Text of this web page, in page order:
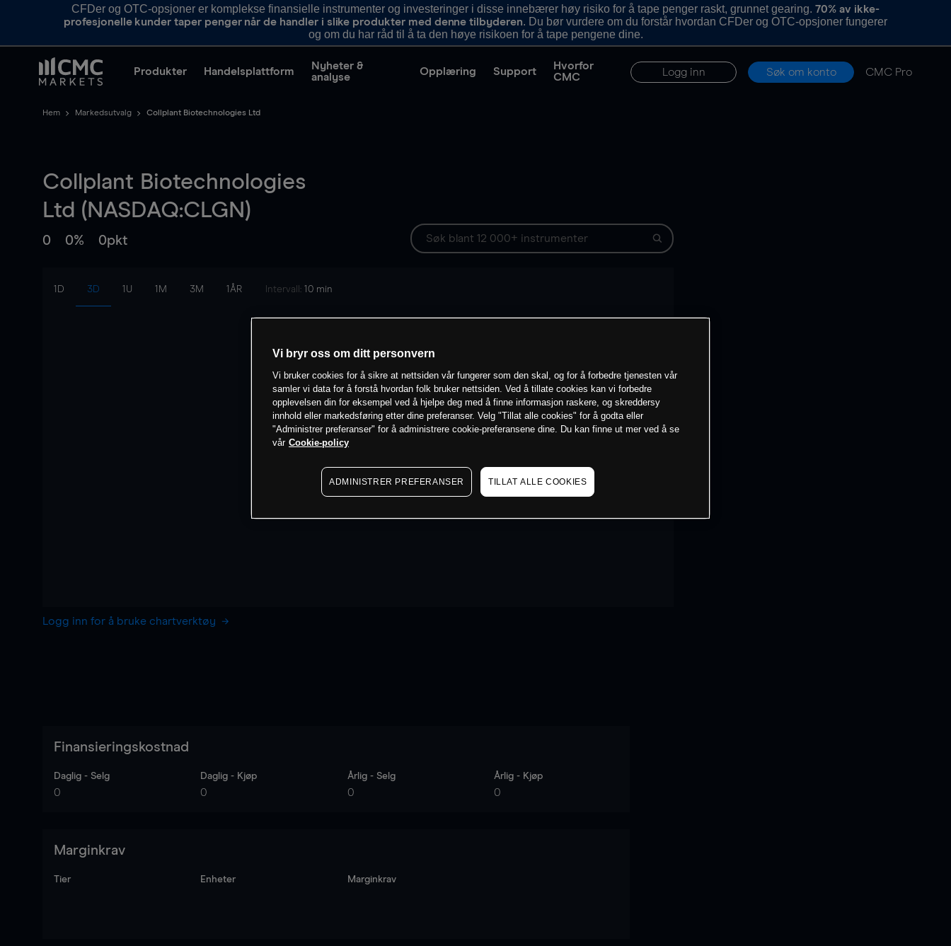
CFDer og OTC-opsjoner er komplekse finansielle instrumenter og investeringer i disse innebærer høy risiko for å tape penger raskt, grunnet gearing.70% av ikke-
profesjonelle kunder taper penger når de handler i slike produkter med denne tilbyderen. Du bør vurdere om du forstår hvordan CFDer og OTC-opsjoner fungerer
og om du har råd til å ta den høye risikoen for å tape pengene dine.
Produkter Handelsplattform
Nyheter &
analyse
Opplæring Support
Hvorfor
CMC
Logg inn Søk om konto CMC Pro
Hem Markedsutvalg Collplant Biotechnologies Ltd
Collplant Biotechnologies
Ltd (NASDAQ:CLGN)
0 0% 0pkt
1D 3D 1U 1M 3M 1ÅR Intervall: 10 min
Logg inn for å bruke chartverktøy
Finansieringskostnad
Daglig - Selg
0
Daglig - Kjøp
0
Årlig - Selg
0
Årlig - Kjøp
0
Marginkrav
Tier Enheter Marginkrav
Vi bryr oss om ditt personvern
Vi bruker cookies for å sikre at nettsiden vår fungerer som den skal, og for å forbedre tjenesten vår
samler vi data for å forstå hvordan folk bruker nettsiden. Ved å tillate cookies kan vi forbedre
opplevelsen din for eksempel ved å hjelpe deg med å finne informasjon raskere, og skreddersy
innhold eller markedsføring etter dine preferanser. Velg "Tillat alle cookies" for å godta eller
"Administrer preferanser" for å administrere cookie-preferansene dine. Du kan finne ut mer ved å se
vår Cookie-policy
ADMINISTRER PREFERANSER TILLAT ALLE COOKIES